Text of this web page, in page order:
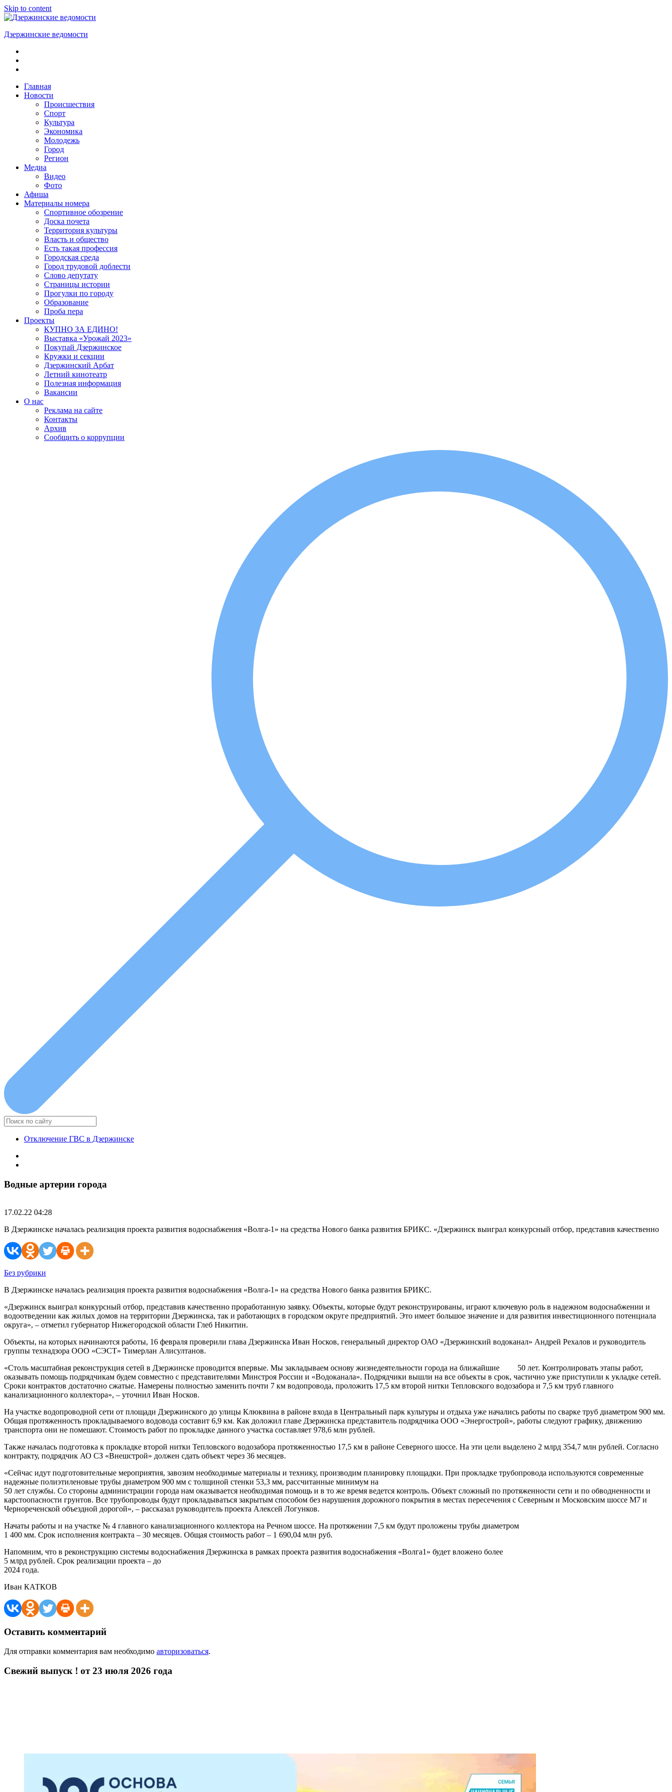
Skip to content
Дзержинские ведомости
ОБЩЕСТВЕННО-
ПОЛИТИЧЕСКАЯ
ГАЗЕТАГлавная
Новости
Происшествия
Спорт
Культура
Экономика
Молодежь
Город
Регион
Медиа
Видео
Фото
Афиша
Материалы номера
Спортивное обозрение
Доска почета
Территория культуры
Власть и общество
Есть такая профессия
Городская среда
Город трудовой доблести
Слово депутату
Страницы истории
Прогулки по городу
Образование
Проба пера
Проекты
КУПНО ЗА ЕДИНО!
Выставка «Урожай 2023»
Покупай Дзержинское
Кружки и секции
Дзержинский Арбат
Летний кинотеатр
Полезная информация
Вакансии
О нас
Реклама на сайте
Контакты
Архив
Сообщить о коррупции
Отключение ГВС в Дзержинске
Водные артерии города
17.02.22 04:28
В Дзержинске началась реализация проекта развития водоснабжения «Волга-1» на средства Нового банка развития БРИКС. «Дзержинск выиграл конкурсный отбор, представив качественно
Без рубрики
В Дзержинске началась реализация проекта развития водоснабжения «Волга-1» на средства Нового банка развития БРИКС.
«Дзержинск выиграл конкурсный отбор, представив качественно проработанную заявку. Объекты, которые будут реконструированы, играют ключевую роль в надежном водоснабжении и
водоотведении как жилых домов на территории Дзержинска, так и работающих в городском округе предприятий. Это имеет большое значение и для развития инвестиционного потенциала
округа», – отметил губернатор Нижегородской области Глеб Никитин.
Объекты, на которых начинаются работы, 16 февраля проверили глава Дзержинска Иван Носков, генеральный директор ОАО «Дзержинский водоканал» Андрей Рехалов и руководитель
группы технадзора ООО «СЭСТ» Тимерлан Алисултанов.
«Столь масштабная реконструкция сетей в Дзержинске проводится впервые. Мы закладываем основу жизнедеятельности города на ближайшие 50 лет. Контролировать этапы работ,
оказывать помощь подрядчикам будем совместно с представителями Минстроя России и «Водоканала». Подрядчики вышли на все объекты в срок, частично уже приступили к укладке сетей.
Сроки контрактов достаточно сжатые. Намерены полностью заменить почти 7 км водопровода, проложить 17,5 км второй нитки Тепловского водозабора и 7,5 км труб главного
канализационного коллектора», – уточнил Иван Носков.
На участке водопроводной сети от площади Дзержинского до улицы Клюквина в районе входа в Центральный парк культуры и отдыха уже начались работы по сварке труб диаметром 900 мм.
Общая протяженность прокладываемого водовода составит 6,9 км. Как доложил главе Дзержинска представитель подрядчика ООО «Энергострой», работы следуют графику, движению
транспорта они не помешают. Стоимость работ по прокладке данного участка составляет 978,6 млн рублей.
Также началась подготовка к прокладке второй нитки Тепловского водозабора протяженностью 17,5 км в районе Северного шоссе. На эти цели выделено 2 млрд 354,7 млн рублей. Согласно
контракту, подрядчик АО СЗ «Внешстрой» должен сдать объект через 36 месяцев.
«Сейчас идут подготовительные мероприятия, завозим необходимые материалы и технику, производим планировку площадки. При прокладке трубопровода используются современные
надежные полиэтиленовые трубы диаметром 900 мм с толщиной стенки 53,3 мм, рассчитанные минимум на
50 лет службы. Со стороны администрации города нам оказывается необходимая помощь и в то же время ведется контроль. Объект сложный по протяженности сети и по обводненности и
карстоопасности грунтов. Все трубопроводы будут прокладываться закрытым способом без нарушения дорожного покрытия в местах пересечения с Северным и Московским шоссе М­7 и
Чернореченской объездной дорогой», – рассказал руководитель проекта Алексей Логунков.
Начаты работы и на участке № 4 главного канализационного коллектора на Речном шоссе. На протяжении 7,5 км будут проложены трубы диаметром
1 400 мм. Срок исполнения контракта – 30 месяцев. Общая стоимость работ – 1 690,04 млн руб.
Напомним, что в реконструкцию системы водоснабжения Дзержинска в рамках проекта развития водоснабжения «Волга­1» будет вложено более
5 млрд рублей. Срок реализации проекта – до
2024 года.
Иван КАТКОВ
Оставить комментарий
Для отправки комментария вам необходимо авторизоваться.
Свежий выпуск ! от 23 июля 2026 года